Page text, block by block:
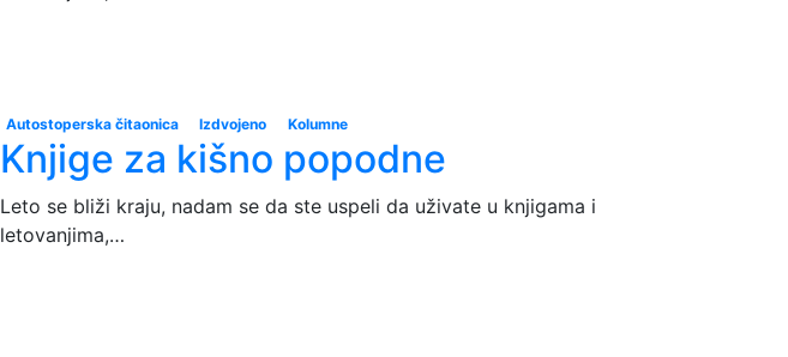
Autostoperska čitaonica Izdvojeno Kolumne
Knjige za kišno popodne
Leto se bliži kraju, nadam se da ste uspeli da uživate u knjigama i
letovanjima,…